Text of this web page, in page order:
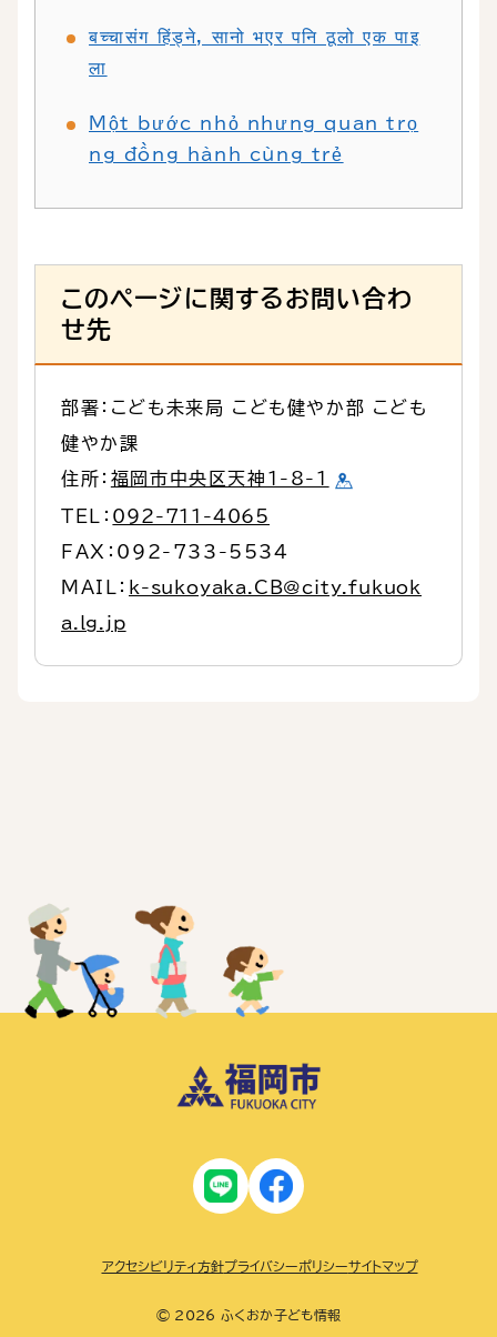
बच्चासंग हिंड्ने, सानो भएर पनि ठूलो एक पाइ
ला
Một bước nhỏ nhưng quan trọ
ng đồng hành cùng trẻ
このページに関するお問い合わ
せ先
部署：こども未来局 こども健やか部 こども
健やか課
住所： 福岡市中央区天神1-8-1
TEL： 092-711-4065
FAX：092-733-5534
MAIL： k-sukoyaka.CB@city.fukuok
a.lg.jp
© 2026 ふくおか子ども情報
アクセシビリティ方針プライバシーポリシーサイトマップ